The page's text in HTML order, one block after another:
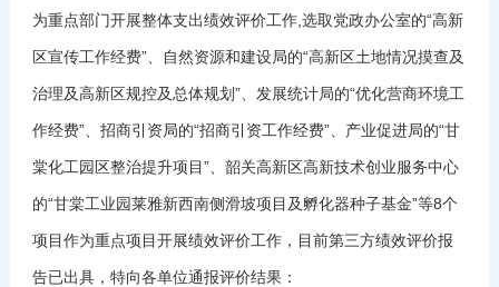
为重点部门开展整体支出绩效评价工作,选取党政办公室的“高新
区宣传工作经费”、自然资源和建设局的“高新区土地情况摸查及
治理及高新区规控及总体规划”、发展统计局的“优化营商环境工
作经费”、招商引资局的“招商引资工作经费”、产业促进局的“甘
棠化工园区整治提升项目”、韶关高新区高新技术创业服务中心
的“甘棠工业园莱雅新西南侧滑坡项目及孵化器种子基金”等8个
项目作为重点项目开展绩效评价工作，目前第三方绩效评价报
告已出具，特向各单位通报评价结果：